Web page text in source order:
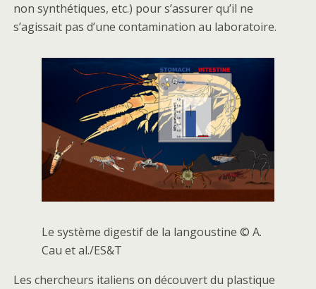
non synthétiques, etc.) pour s’assurer qu’il ne
s’agissait pas d’une contamination au laboratoire.
Le système digestif de la langoustine © A.
Cau et al./ES&T
Les chercheurs italiens on découvert du plastique